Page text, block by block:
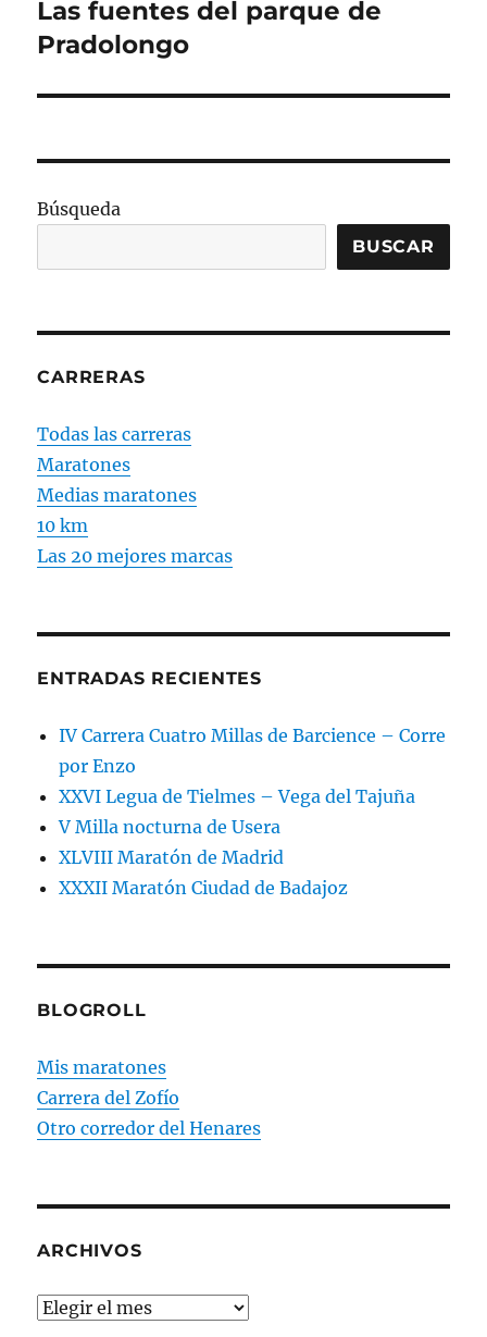
Entrada
siguiente:
Las fuentes del parque de
Pradolongo
Búsqueda
BUSCAR
CARRERAS
Todas las carreras
Maratones
Medias maratones
10 km
Las 20 mejores marcas
ENTRADAS RECIENTES
IV Carrera Cuatro Millas de Barcience – Corre
por Enzo
XXVI Legua de Tielmes – Vega del Tajuña
V Milla nocturna de Usera
XLVIII Maratón de Madrid
XXXII Maratón Ciudad de Badajoz
BLOGROLL
Mis maratones
Carrera del Zofío
Otro corredor del Henares
ARCHIVOS
Archivos